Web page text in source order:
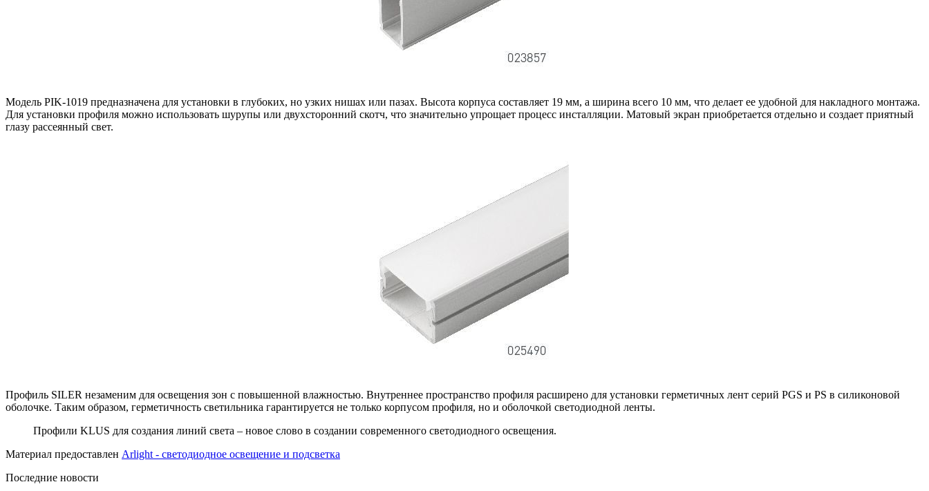
Модель PIK-1019 предназначена для установки в глубоких, но узких нишах или пазах. Высота корпуса составляет 19 мм, а ширина всего 10 мм, что делает ее удобной для накладного монтажа.
Для установки профиля можно использовать шурупы или двухсторонний скотч, что значительно упрощает процесс инсталляции. Матовый экран приобретается отдельно и создает приятный
глазу рассеянный свет.
Профиль SILER незаменим для освещения зон с повышенной влажностью. Внутреннее пространство профиля расширено для установки герметичных лент серий PGS и PS в силиконовой
оболочке. Таким образом, герметичность светильника гарантируется не только корпусом профиля, но и оболочкой светодиодной ленты.
Профили KLUS для создания линий света – новое слово в создании современного светодиодного освещения.
Материал предоставлен Arlight - светодиодное освещение и подсветка
Последние новости